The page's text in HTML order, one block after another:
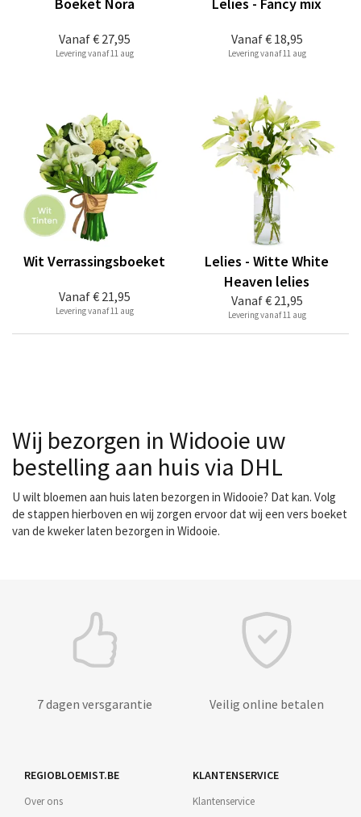
Vanaf€ 27,95
Levering vanaf 11 aug
Vanaf€ 18,95
Levering vanaf 11 aug
Vanaf€ 21,95
Wit Verrassingsboeket
Levering vanaf 11 aug
Vanaf€ 21,95
Lelies - Witte White
Heaven lelies
Levering vanaf 11 aug
Wij bezorgen in Widooie uw
bestelling aan huis via DHL
U wilt bloemen aan huis laten bezorgen in Widooie? Dat kan. Volg
de stappen hierboven en wij zorgen ervoor dat wij een vers boeket
van de kweker laten bezorgen in Widooie.
7 dagen versgarantie Veilig online betalen
REGIOBLOEMIST.BE
Over ons
KLANTENSERVICE
Klantenservice